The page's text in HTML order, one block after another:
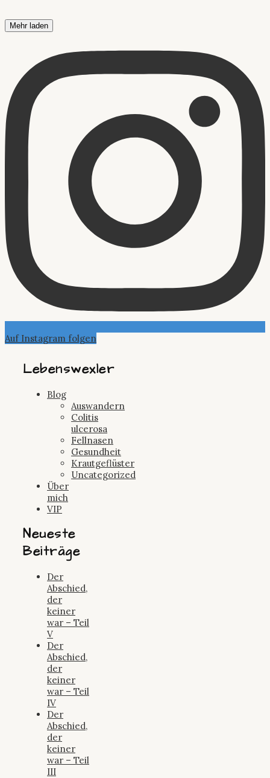
Mehr laden
Auf Instagram folgen
Lebenswexler
Blog
Auswandern
Colitis
ulcerosa
Fellnasen
Gesundheit
Krautgeflüster
Uncategorized
Über
mich
VIP
Neueste
Beiträge
Der
Abschied,
der
keiner
war – Teil
V
Der
Abschied,
der
keiner
war – Teil
IV
Der
Abschied,
der
keiner
war – Teil
III